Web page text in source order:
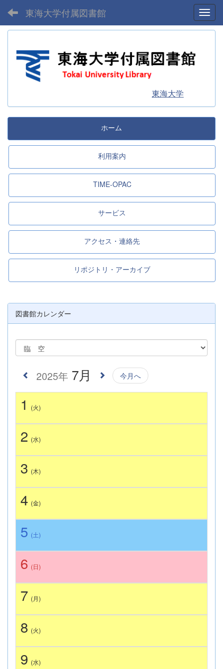
東海大学付属図書館
東海大学
ホーム
利用案内
TIME-OPAC
サービス
アクセス・連絡先
リポジトリ・アーカイブ
図書館カレンダー
2025年 7月 今月へ
1 (火)
2 (水)
3 (木)
4 (金)
5 (土)
6 (日)
7 (月)
8 (火)
9 (水)